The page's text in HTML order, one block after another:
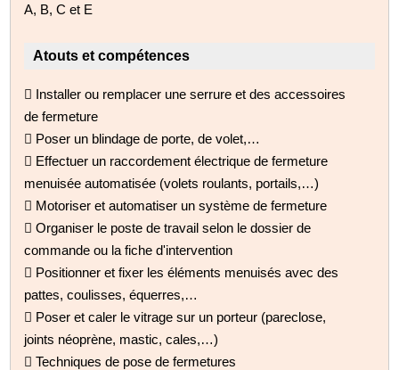
A, B, C et E
Atouts et compétences
 Installer ou remplacer une serrure et des accessoires
de fermeture
 Poser un blindage de porte, de volet,…
 Effectuer un raccordement électrique de fermeture
menuisée automatisée (volets roulants, portails,…)
 Motoriser et automatiser un système de fermeture
 Organiser le poste de travail selon le dossier de
commande ou la fiche d'intervention
 Positionner et fixer les éléments menuisés avec des
pattes, coulisses, équerres,…
 Poser et caler le vitrage sur un porteur (pareclose,
joints néoprène, mastic, cales,…)
 Techniques de pose de fermetures